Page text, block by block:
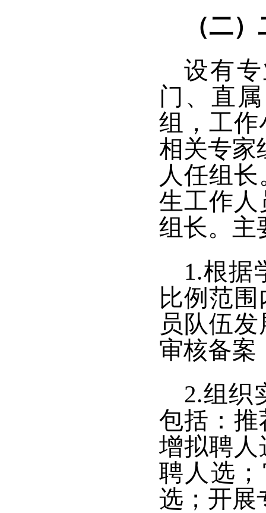
（二
设有
门、直
组，工
相关专家
人任组
生工作
组长。 主
1.根据
比例范
员队伍
审核备案
2.组织
包括：
增拟聘
聘人选
选；开展